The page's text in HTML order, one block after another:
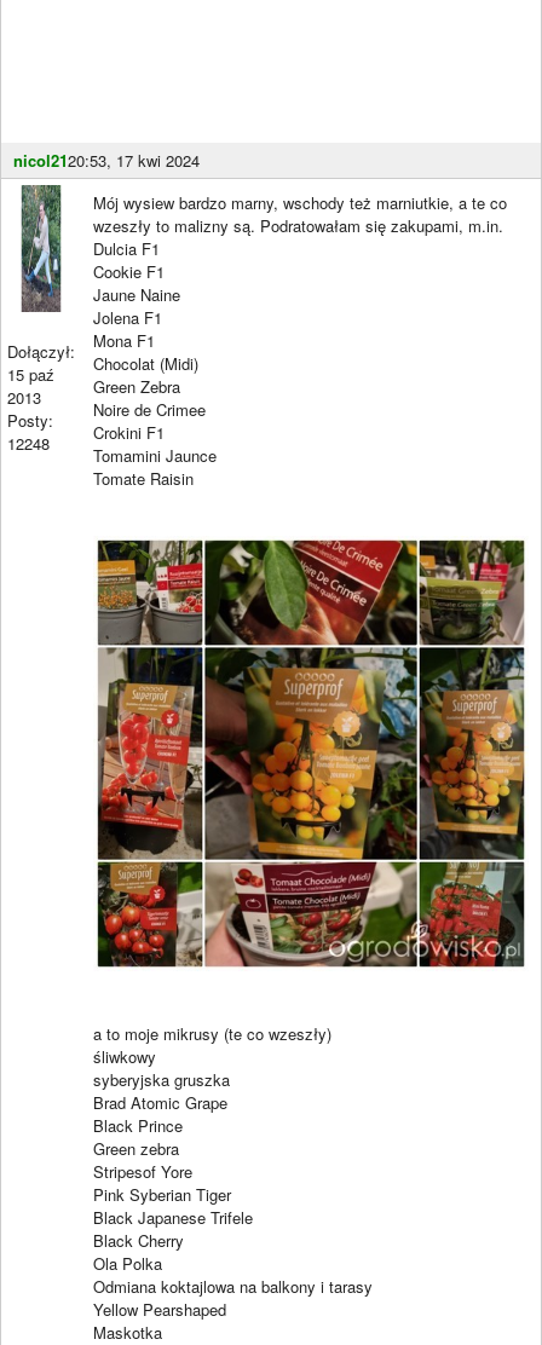
nicol2120:53, 17 kwi 2024
Dołączył:
15 paź
2013
Posty:
12248
Mój wysiew bardzo marny, wschody też marniutkie, a te co
wzeszły to malizny są. Podratowałam się zakupami, m.in.
Dulcia F1
Cookie F1
Jaune Naine
Jolena F1
Mona F1
Chocolat (Midi)
Green Zebra
Noire de Crimee
Crokini F1
Tomamini Jaunce
Tomate Raisin
a to moje mikrusy (te co wzeszły)
śliwkowy
syberyjska gruszka
Brad Atomic Grape
Black Prince
Green zebra
Stripesof Yore
Pink Syberian Tiger
Black Japanese Trifele
Black Cherry
Ola Polka
Odmiana koktajlowa na balkony i tarasy
Yellow Pearshaped
Maskotka